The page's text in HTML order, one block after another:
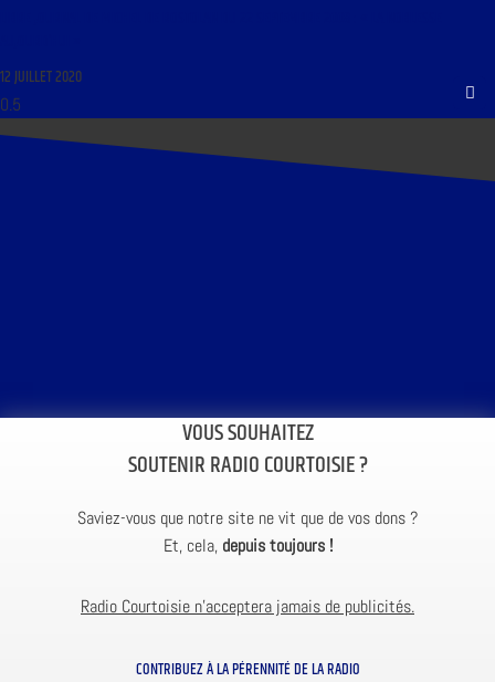
12 JUILLET 2020
VOUS SOUHAITEZ
SOUTENIR RADIO COURTOISIE ?
Saviez-vous que notre site ne vit que de vos dons ?
Et, cela, depuis toujours !
Radio Courtoisie n’acceptera jamais de publicités.
CONTRIBUEZ À LA PÉRENNITÉ DE LA RADIO